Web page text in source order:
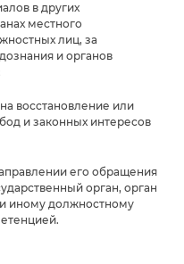
в других
местного
лиц, за
и органов
восстановление или
и законных интересов
его обращения
орган, орган
иному должностному